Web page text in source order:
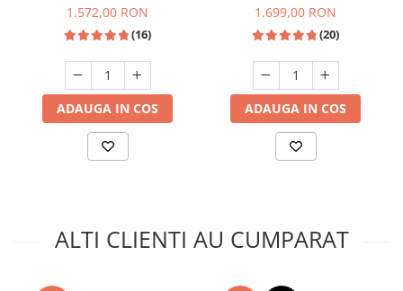
Unelte Gradinarit
Ventilatoare & Sisteme Racire
Aparate de aer conditionat
Ventilatoare
Zootehnie
Foarfeci tuns oi
Incubatoare oua
A, Slim, motor Inverter,
1.572,00 RON
(16)
ADAUGA IN COS
motor inverter, display
1.699,00 RON
(20)
ADAUGA IN COS
ALTI CLIENTI AU CUMPARAT